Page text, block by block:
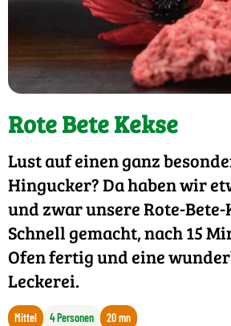
Rote Bete Kekse
Lust auf einen ganz
Hingucker? Da haben wir
und zwar unsere Rote-Bete-
Schnell gemacht, nach 15
Ofen fertig und eine
Leckerei.
Mittel 4 Personen 20 mn